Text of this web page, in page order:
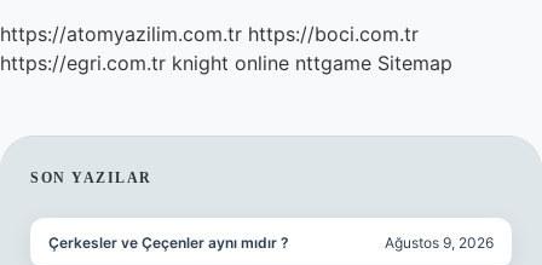
https://atomyazilim.com.tr https://boci.com.tr
https://egri.com.tr knight online nttgame Sitemap
SIDEBAR
SON YAZILAR
Çerkesler ve Çeçenler aynı mıdır ? Ağustos 9, 2026